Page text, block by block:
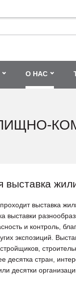
О НАС
выставка
выставка
выставки
и контроль,
экспозиций.
десятка стран,
десятки